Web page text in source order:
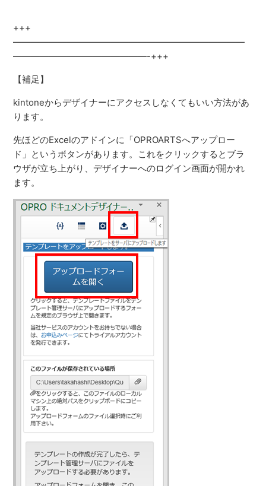
+++
——————————————————————————
———————————————-+++
【補足】
kintoneからデザイナーにアクセスしなくてもいい方法があ
ります。
先ほどのExcelのアドインに「OPROARTSへアップロー
ド」というボタンがあります。これをクリックするとブラ
ウザが立ち上がり、デザイナーへのログイン画面が開かれ
ます。